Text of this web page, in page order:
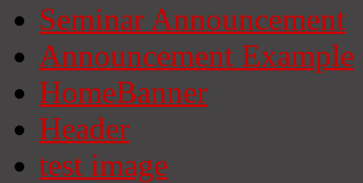
Seminar Announcement
Announcement Example
HomeBanner
Header
test image